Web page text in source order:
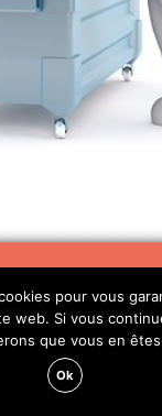
pour vous
web. Si vous
que vous en
Ok